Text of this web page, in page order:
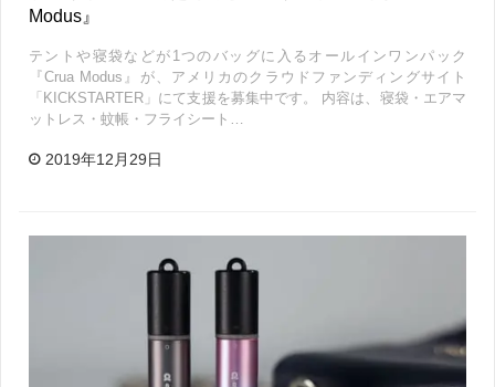
Modus』
テントや寝袋などが1つのバッグに入るオールインワンパック
『Crua Modus』が、アメリカのクラウドファンディングサイト
「KICKSTARTER」にて支援を募集中です。 内容は、寝袋・エアマ
ットレス・蚊帳・フライシート…
2019年12月29日